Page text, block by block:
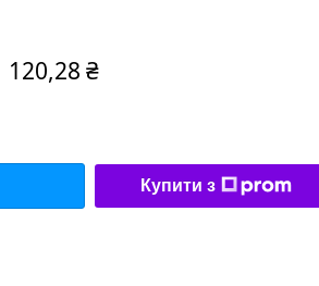
120,28 ₴
Купити з